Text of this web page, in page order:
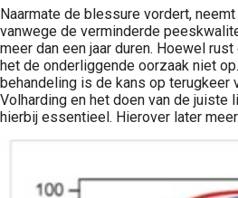
Naarmate de blessure vordert,
vanwege de verminderde
meer dan een jaar duren. Hoewel
het de onderliggende oorzaak niet
behandeling is de kans op terugkeer
Volharding en het doen van de juiste
hierbij essentieel. Hierover later meer.